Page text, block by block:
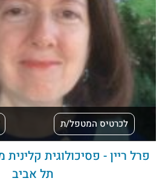
לכרטיס המטפל/ת
פרל ריין - פסיכולוגית
תל אביב